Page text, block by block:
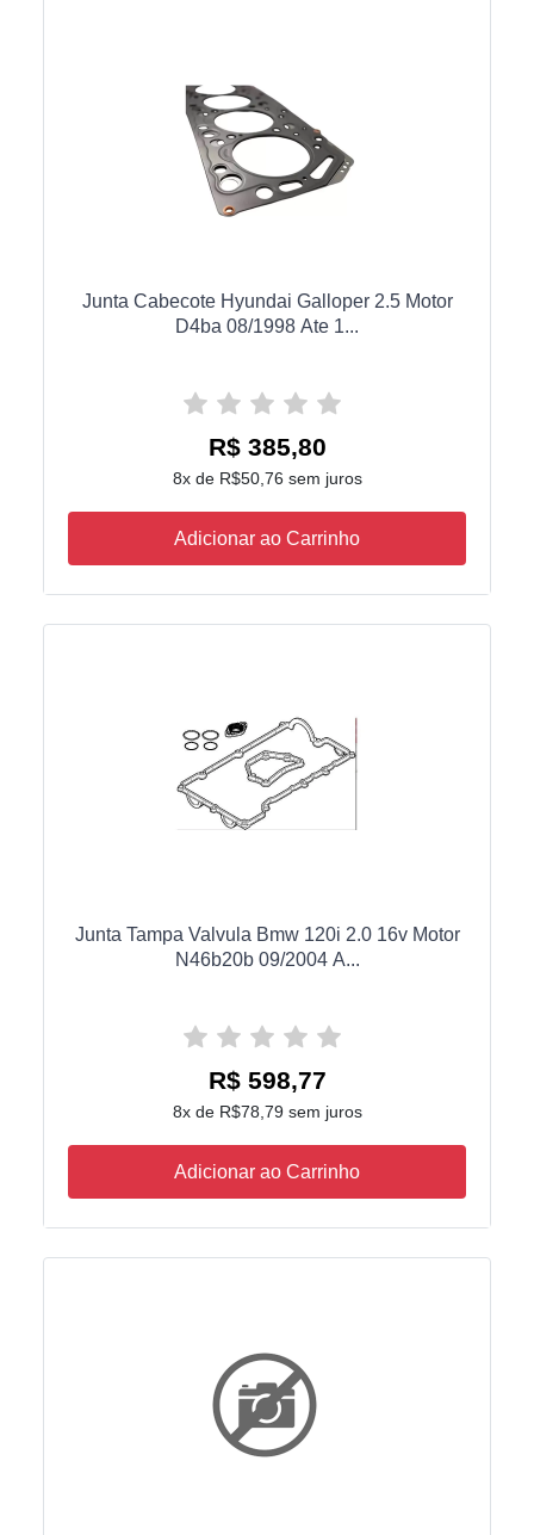
Junta Cabecote Hyundai Galloper 2.5 Motor
D4ba 08/1998 Ate 1...
R$ 385,80
8x de R$50,76 sem juros
Adicionar ao Carrinho
Junta Tampa Valvula Bmw 120i 2.0 16v Motor
N46b20b 09/2004 A...
R$ 598,77
8x de R$78,79 sem juros
Adicionar ao Carrinho